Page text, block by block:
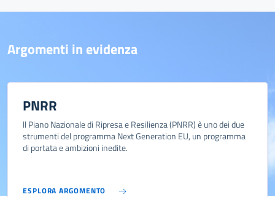
Argomenti in evidenza
PNRR
ll Piano Nazionale di Ripresa e Resilienza (PNRR) è uno dei due
strumenti del programma Next Generation EU, un programma
di portata e ambizioni inedite.
ESPLORA ARGOMENTO